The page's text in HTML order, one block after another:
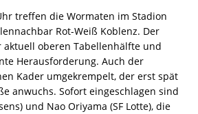
treffen die Wormaten im Stadion
Rot-Weiß Koblenz. Der
aktuell oberen Tabellenhälfte und
Herausforderung. Auch der
Kader umgekrempelt, der erst spät
anwuchs. Sofort eingeschlagen sind
und Nao Oriyama (SF Lotte), die